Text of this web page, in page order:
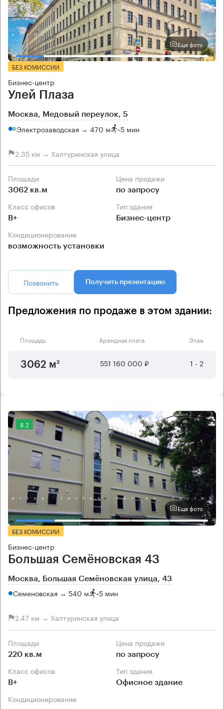
Еще фото
БЕЗ КОМИССИИ
Бизнес-центр
Улей Плаза
Москва, Медовый переулок, 5
Электрозаводская → 470 м ~5 мин
2.35 км → Халтуринская улица
Площади
3062 кв.м
Цена продажи
по запросу
Класс офисов
B+
Тип здания
Бизнес-центр
Кондиционирование
возможность установки
Позвонить Получить презентацию
Предложения по продаже в этом здании:
Площадь Арендная плата Этаж
3062 м² 551 160 000 ₽ 1 - 2
8.2
Еще фото
БЕЗ КОМИССИИ
Бизнес-центр
Большая Семёновская 43
Москва, Большая Семёновская улица, 43
Семеновская → 540 м ~5 мин
2.47 км → Халтуринская улица
Площади
220 кв.м
Цена продажи
по запросу
Класс офисов
B+
Тип здания
Офисное здание
Кондиционирование